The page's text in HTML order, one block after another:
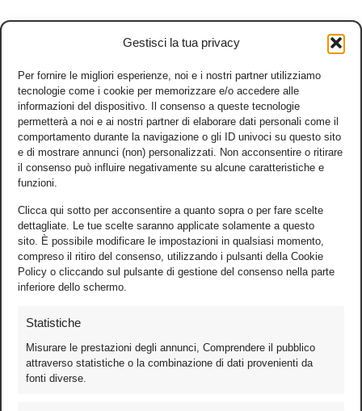
Gestisci la tua privacy
Per fornire le migliori esperienze, noi e i nostri partner utilizziamo
tecnologie come i cookie per memorizzare e/o accedere alle
informazioni del dispositivo. Il consenso a queste tecnologie
permetterà a noi e ai nostri partner di elaborare dati personali come il
comportamento durante la navigazione o gli ID univoci su questo sito
e di mostrare annunci (non) personalizzati. Non acconsentire o ritirare
il consenso può influire negativamente su alcune caratteristiche e
funzioni.
Clicca qui sotto per acconsentire a quanto sopra o per fare scelte
dettagliate. Le tue scelte saranno applicate solamente a questo
sito. È possibile modificare le impostazioni in qualsiasi momento,
compreso il ritiro del consenso, utilizzando i pulsanti della Cookie
Policy o cliccando sul pulsante di gestione del consenso nella parte
inferiore dello schermo.
Statistiche
Misurare le prestazioni degli annunci, Comprendere il pubblico
attraverso statistiche o la combinazione di dati provenienti da
fonti diverse.